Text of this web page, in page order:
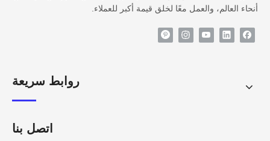
أنحاء العالم، والعمل معًا لخلق قيمة أكبر للعملاء.
روابط سريعة
اتصل بنا